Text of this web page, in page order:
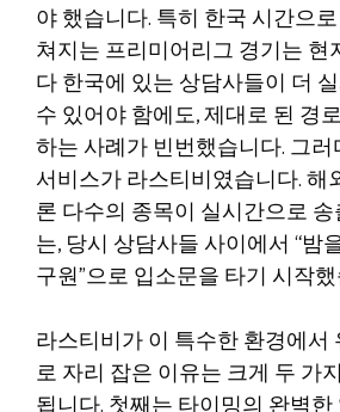
야 했습니다. 특히 한국 시간으
쳐지는 프리미어리그 경기는 현
다 한국에 있는 상담사들이 더
수 있어야 함에도, 제대로 된 경
하는 사례가 빈번했습니다. 그
서비스가 라스티비였습니다. 해
론 다수의 종목이 실시간으로
는, 당시 상담사들 사이에서 “밤
구원”으로 입소문을 타기 시작
라스티비가 이 특수한 환경에서
로 자리 잡은 이유는 크게 두 가